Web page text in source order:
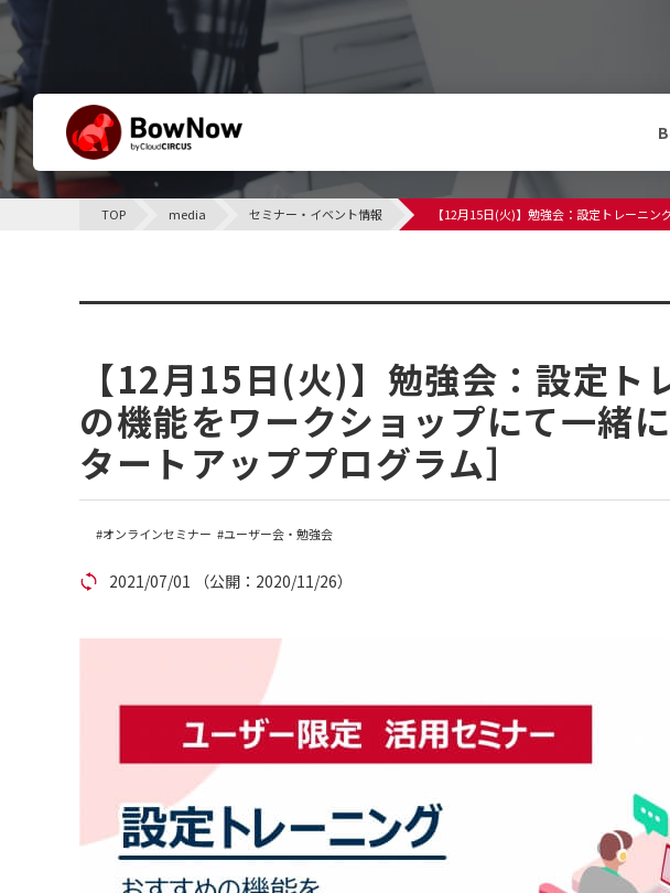
BowNowとは 機能
導入事例
アカウント発行
資料ダウンロード
セミナー
サイトマップ 個人情報保護方針 情報セキュリティ
TOP media セミナー・イベント情報 【12月15日(火)】勉強会：設定トレーニ
セミナー・イベント情報
【12月15日(火)】勉強会：設定ト
の機能をワークショップにて一緒
タートアッププログラム］
オンラインセミナー ユーザー会・勉強会
2021/07/01 （公開：2020/11/26）